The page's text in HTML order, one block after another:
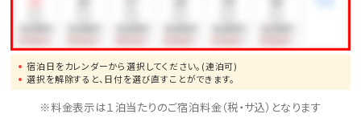
宿泊日をカレンダーから選択してください。(連泊可)
選択を解除すると、日付を選び直すことができます。
※料金表示は１泊当たりのご宿泊料金（税・サ込）となります